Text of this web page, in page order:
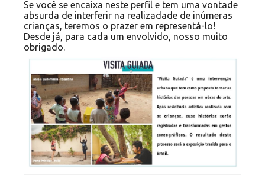
Se você se encaixa neste perfil e tem uma vontade
absurda de interferir na realizadade de inúmeras
crianças, teremos o prazer em representá-lo!
Desde já, para cada um envolvido, nosso muito
obrigado.